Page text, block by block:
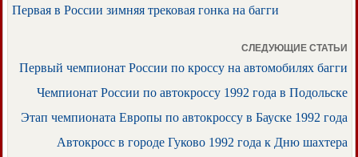
Первая в России зимняя трековая гонка на багги
СЛЕДУЮЩИЕ СТАТЬИ
Первый чемпионат России по кроссу на автомобилях багги
Чемпионат России по автокроссу 1992 года в Подольске
Этап чемпионата Европы по автокроссу в Бауске 1992 года
Автокросс в городе Гуково 1992 года к Дню шахтера